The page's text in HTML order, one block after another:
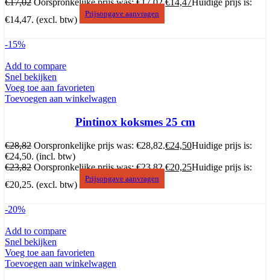
€17,02 Oorspronkelijke prijs was: €17,02.€14,47Huidige prijs is:
€14,47. (excl. btw)
Prijsopgave aanvragen
-15%
Add to compare
Snel bekijken
Voeg toe aan favorieten
Toevoegen aan winkelwagen
Pintinox koksmes 25 cm
€28,82 Oorspronkelijke prijs was: €28,82.€24,50Huidige prijs is:
€24,50. (incl. btw)
€23,82 Oorspronkelijke prijs was: €23,82.€20,25Huidige prijs is:
€20,25. (excl. btw)
Prijsopgave aanvragen
-20%
Add to compare
Snel bekijken
Voeg toe aan favorieten
Toevoegen aan winkelwagen